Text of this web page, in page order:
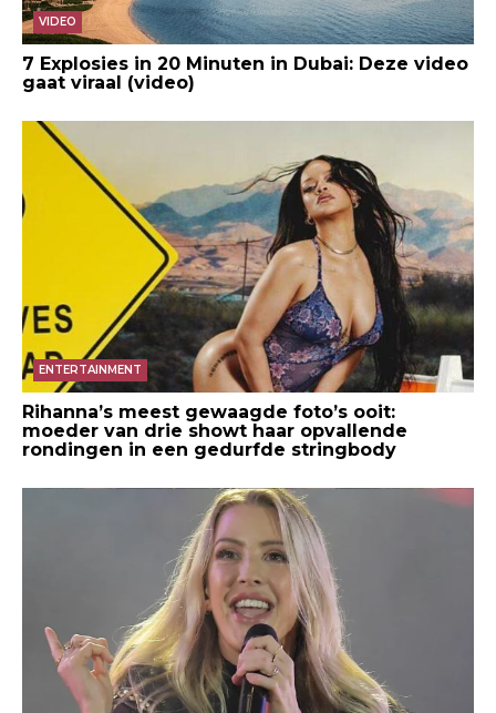
VIDEO
7 Explosies in 20 Minuten in Dubai: Deze video
gaat viraal (video)
ENTERTAINMENT
Rihanna’s meest gewaagde foto’s ooit:
moeder van drie showt haar opvallende
rondingen in een gedurfde stringbody